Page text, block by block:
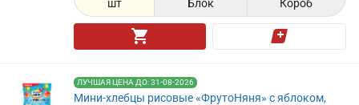
шт Блок Короб
ЛУЧШАЯ ЦЕНА ДО: 31-08-2026
Мини-хлебцы рисовые «ФрутоНяня» с яблоком,